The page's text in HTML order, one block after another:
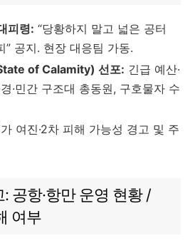
피령: “당황하지 말고 넓은 공터
” 공지. 현장 대응팀 가동.
of Calamity) 선포: 긴급 예산·
·민간 구조대 총동원, 구호물자 수
여진·2차 피해 가능성 경고 및 주
공항·항만 운영 현황 /
여부